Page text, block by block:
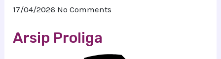
17/04/2026 No Comments
Arsip Proliga